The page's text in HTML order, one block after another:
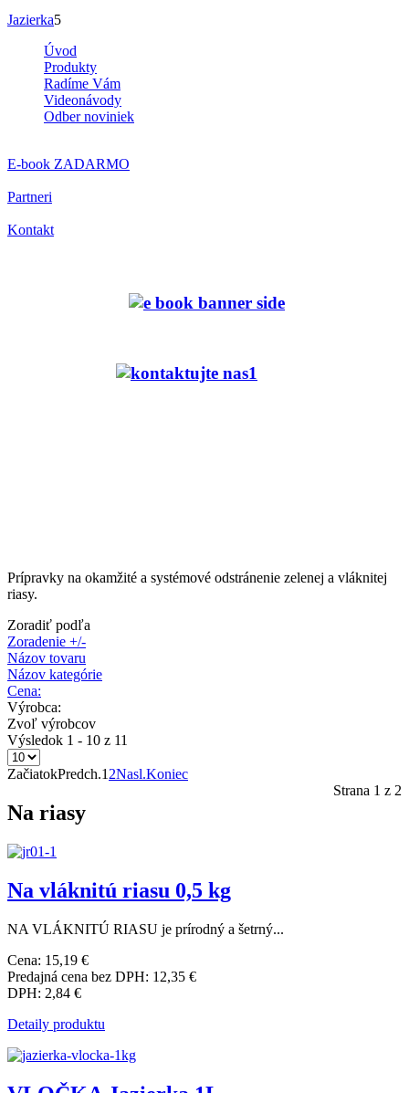
Jazierka5
Úvod
Produkty
Radíme Vám
Videonávody
Odber noviniek
E-book ZADARMO
Partneri
Kontakt
Prípravky na okamžité a systémové odstránenie zelenej a vláknitej
riasy.
Zoradiť podľa
Zoradenie +/-
Názov tovaru
Názov kategórie
Cena:
Výrobca:
Zvoľ výrobcov
Výsledok 1 - 10 z 11
ZačiatokPredch.1 2Nasl.Koniec
Strana 1 z 2
Na riasy
Na vláknitú riasu 0,5 kg
NA VLÁKNITÚ RIASU je prírodný a šetrný...
Cena: 15,19 €
Predajná cena bez DPH: 12,35 €
DPH: 2,84 €
Detaily produktu